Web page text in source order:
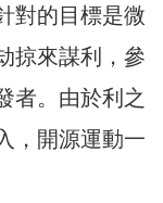
對的目標是微
掠來謀利，參
者。由於利之
，開源運動一